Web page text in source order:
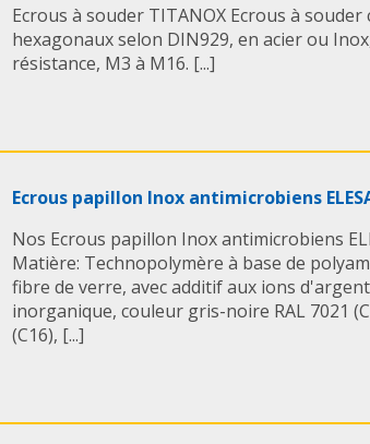
Ecrous à souder TITANOX Ecrous à
hexagonaux selon DIN929, en acier ou
résistance, M3 à M16. [...]
Ecrous papillon Inox antimicrobiens
Nos Ecrous papillon Inox antimicrobiens
Matière: Technopolymère à base de
fibre de verre, avec additif aux ions
inorganique, couleur gris-noire RAL 7021
(C16), [...]